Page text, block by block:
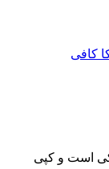
کافی
است و کپی